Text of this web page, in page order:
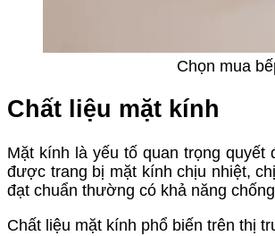
Chọn mua
Chất liệu mặt kính
Mặt kính là yếu tố quan trọng
được trang bị mặt kính chịu nhiệt,
đạt chuẩn thường có khả năng
Chất liệu mặt kính phổ biến trên thị